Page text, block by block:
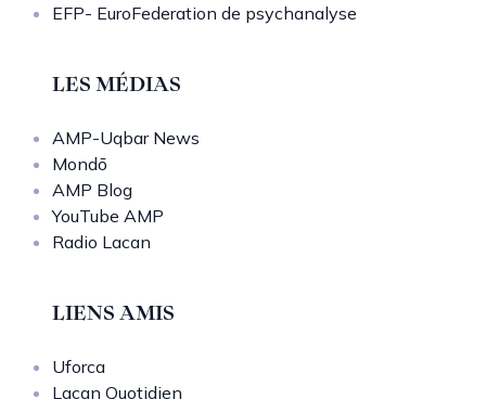
EFP- EuroFederation de psychanalyse
LES MÉDIAS
AMP-Uqbar News
Mondō
AMP Blog
YouTube AMP
Radio Lacan
LIENS AMIS
Uforca
Lacan Quotidien